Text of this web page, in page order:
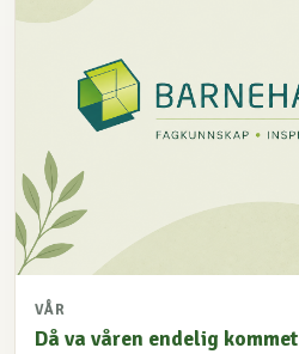
VÅR
Då va våren endelig kommet